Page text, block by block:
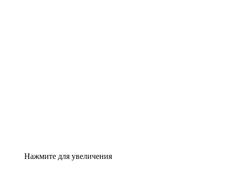
Нажмите для увеличения